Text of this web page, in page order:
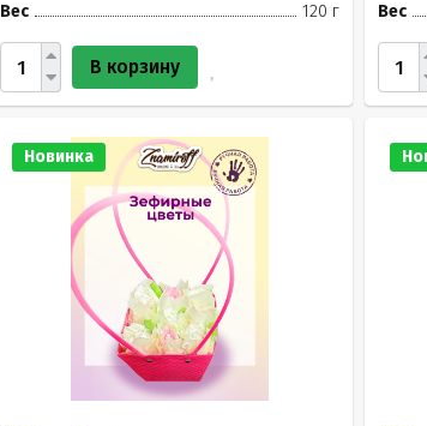
Вес
120 г
В корзину
Вес
Новинка